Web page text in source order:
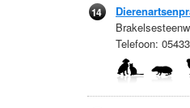
14
Telefoon: